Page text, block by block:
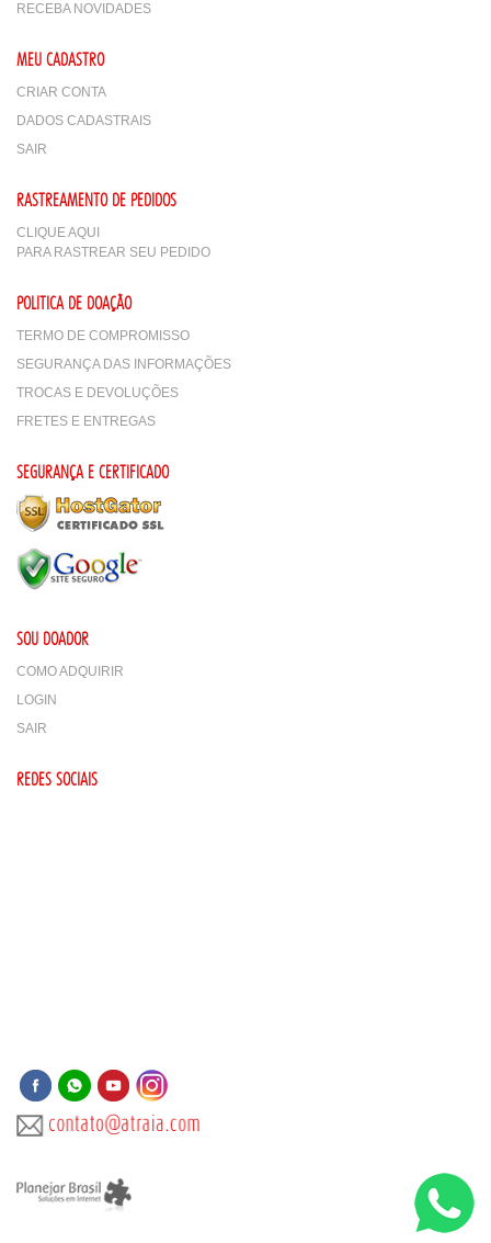
RECEBA NOVIDADES
MEU CADASTRO
CRIAR CONTA
DADOS CADASTRAIS
SAIR
RASTREAMENTO DE PEDIDOS
CLIQUE AQUI
PARA RASTREAR SEU PEDIDO
POLITICA DE DOAÇÃO
TERMO DE COMPROMISSO
SEGURANÇA DAS INFORMAÇÕES
TROCAS E DEVOLUÇÕES
FRETES E ENTREGAS
SEGURANÇA E CERTIFICADO
SOU DOADOR
COMO ADQUIRIR
LOGIN
SAIR
REDES SOCIAIS